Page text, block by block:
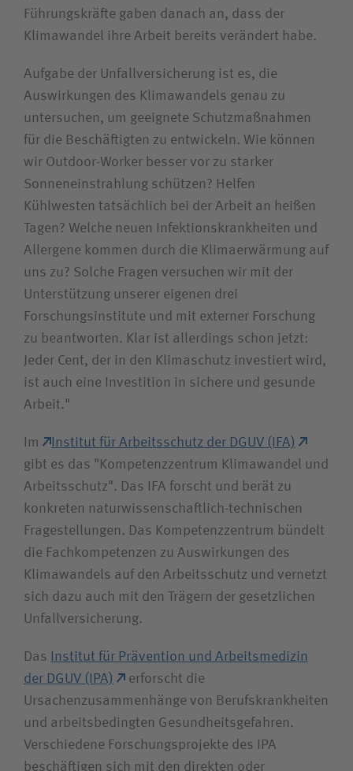
Führungskräfte gaben danach an, dass der
Klimawandel ihre Arbeit bereits verändert habe.
Aufgabe der Unfallversicherung ist es, die
Auswirkungen des Klimawandels genau zu
untersuchen, um geeignete Schutzmaßnahmen
für die Beschäftigten zu entwickeln. Wie können
wir Outdoor-Worker besser vor zu starker
Sonneneinstrahlung schützen? Helfen
Kühlwesten tatsächlich bei der Arbeit an heißen
Tagen? Welche neuen Infektionskrankheiten und
Allergene kommen durch die Klimaerwärmung auf
uns zu? Solche Fragen versuchen wir mit der
Unterstützung unserer eigenen drei
Forschungsinstitute und mit externer Forschung
zu beantworten. Klar ist allerdings schon jetzt:
Jeder Cent, der in den Klimaschutz investiert wird,
ist auch eine Investition in sichere und gesunde
Arbeit."
Im
Institut für Arbeitsschutz der DGUV (IFA)
gibt es das "Kompetenzzentrum Klimawandel und
Arbeitsschutz". Das IFA forscht und berät zu
konkreten naturwissenschaftlich-technischen
Fragestellungen. Das Kompetenzzentrum bündelt
die Fachkompetenzen zu Auswirkungen des
Klimawandels auf den Arbeitsschutz und vernetzt
sich dazu auch mit den Trägern der gesetzlichen
Unfallversicherung.
Das
Institut für Prävention und Arbeitsmedizin
der DGUV (IPA)
erforscht die
Ursachenzusammenhänge von Berufskrankheiten
und arbeitsbedingten Gesundheitsgefahren.
Verschiedene Forschungsprojekte des IPA
beschäftigen sich mit den direkten oder